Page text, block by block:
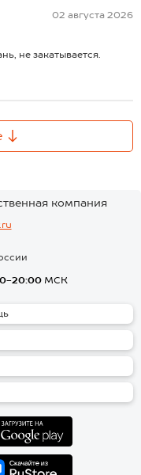
02 августа 2026
не закатывается.
компания
20:00 МСК